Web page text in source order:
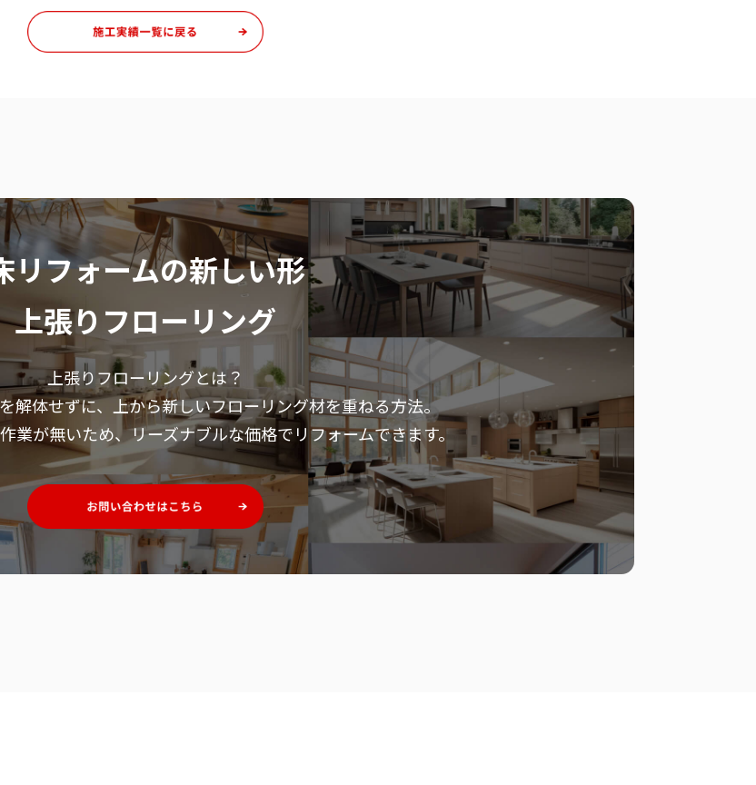
リフォームの新しい形
上張りフローリング
上張りフローリングとは？
解体せずに、上から新しいフローリング材を重ねる方法。
業が無いため、リーズナブルな価格でリフォームできます。